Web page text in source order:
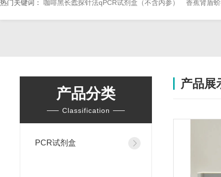
热门关键词： 咖啡黑长蠹探针法qPCR试剂盒（不含内参） 香蕉肾盾
产品分类
Classification
PCR试剂盒
产品展